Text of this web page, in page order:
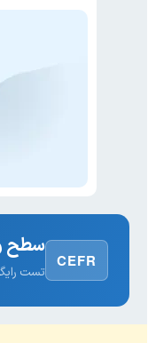
CEFR
سطح
تست رایگان · ۳۰ سوال ·